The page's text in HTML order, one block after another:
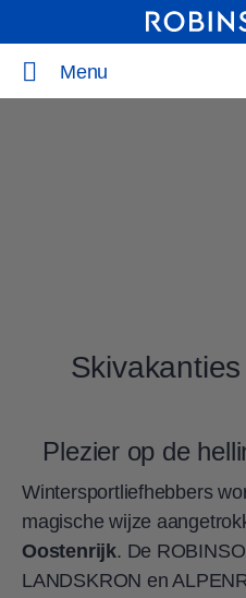
Menu
Plezier op de
Wintersportliefhebbers
magische wijze
Oostenrijk. De
LANDSKRON en